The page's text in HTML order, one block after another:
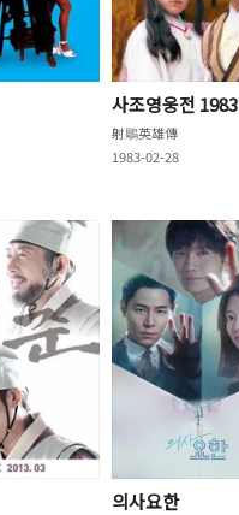
사조영웅전 1983
射鵰英雄傳
1983-02-28
의사요한